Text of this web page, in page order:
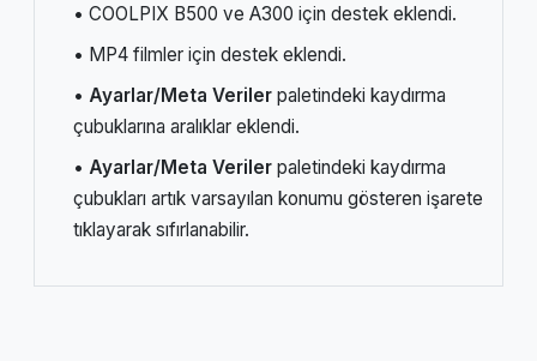
• COOLPIX B500 ve A300 için destek eklendi.
• MP4 filmler için destek eklendi.
• Ayarlar/Meta Veriler paletindeki kaydırma
çubuklarına aralıklar eklendi.
• Ayarlar/Meta Veriler paletindeki kaydırma
çubukları artık varsayılan konumu gösteren işarete
tıklayarak sıfırlanabilir.